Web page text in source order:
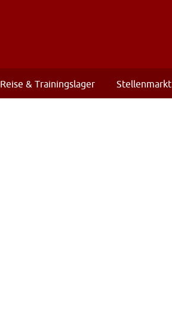
Reise & Trainingslager Stellenmarkt